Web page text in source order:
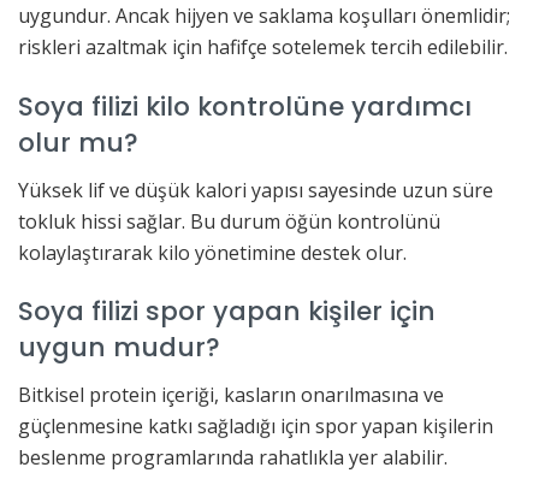
uygundur. Ancak hijyen ve saklama koşulları önemlidir;
riskleri azaltmak için hafifçe sotelemek tercih edilebilir.
Soya filizi kilo kontrolüne yardımcı
olur mu?
Yüksek lif ve düşük kalori yapısı sayesinde uzun süre
tokluk hissi sağlar. Bu durum öğün kontrolünü
kolaylaştırarak kilo yönetimine destek olur.
Soya filizi spor yapan kişiler için
uygun mudur?
Bitkisel protein içeriği, kasların onarılmasına ve
güçlenmesine katkı sağladığı için spor yapan kişilerin
beslenme programlarında rahatlıkla yer alabilir.